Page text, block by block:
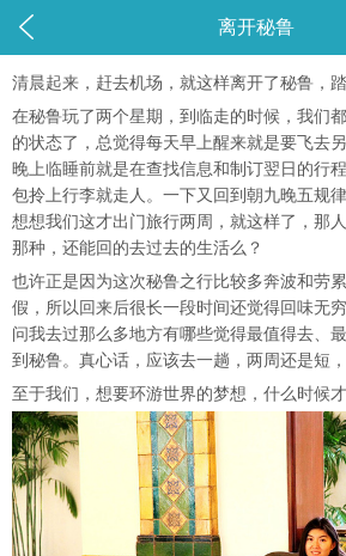
 离开秘鲁
清晨起来，赶去机场，就这样离开了秘鲁，踏
在秘鲁玩了两个星期，到临走的时候，我们
的状态了，总觉得每天早上醒来就是要飞去
晚上临睡前就是在查找信息和制订翌日的行
包拎上行李就走人。一下又回到朝九晚五规
想想我们这才出门旅行两周，就这样了，那
那种，还能回的去过去的生活么？
也许正是因为这次秘鲁之行比较多奔波和劳
假，所以回来后很长一段时间还觉得回味无
问我去过那么多地方有哪些觉得最值得去、
到秘鲁。真心话，应该去一趟，两周还是短
至于我们，想要环游世界的梦想，什么时候